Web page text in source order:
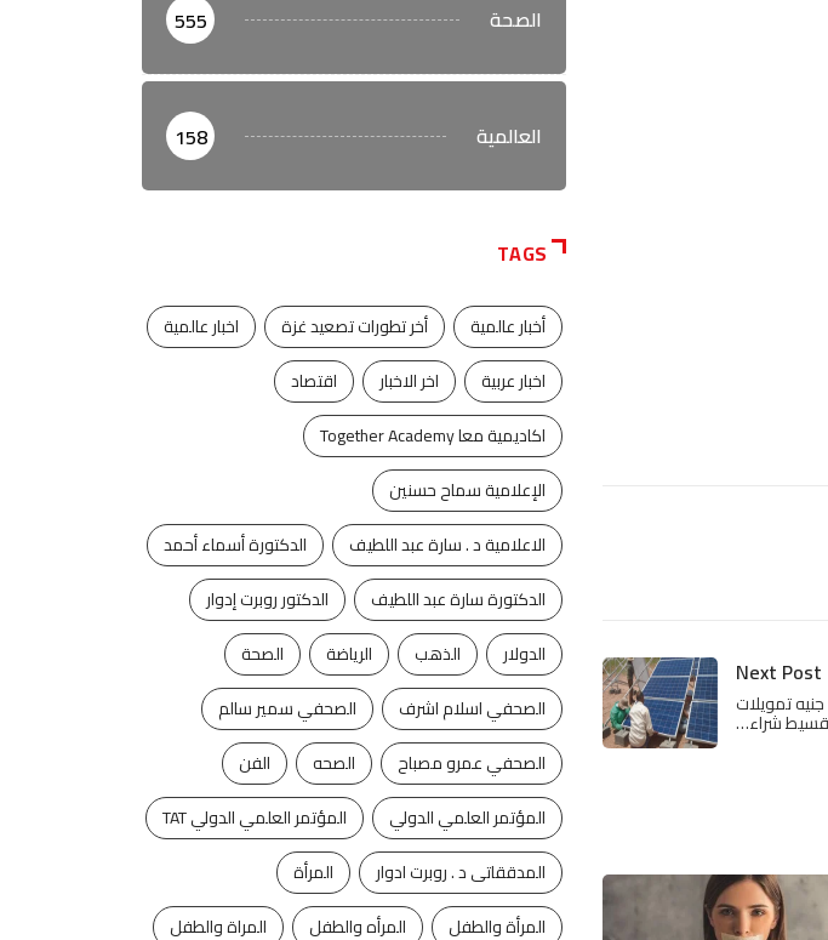
Next Post
ملايين جنيه تمويلات
شراء…
الصحة 555
العالمية 158
TAGS
أخبار عالمية أخر تطورات تصعيد غزة
اخبار عالمية
اخبار عربية
اخر الاخبار
اقتصاد
اكاديمية معا Together Academy
الإعلامية سماح حسنين
الاعلامية د . سارة عبد اللطيف
الدكتورة أسماء أحمد
الدكتورة سارة عبد اللطيف
الدكتور روبرت إدوار
الدولار
الذهب الرياضة
الصحة
الصحفي اسلام اشرف
الصحفي سمير سالم
الصحفي عمرو مصباح
الصحه
الفن
المؤتمر العلمي الدولي
المؤتمر العلمي الدولي TAT
المدققاتى د . روبرت ادوار
المرأة
المرأة والطفل
المرأه والطفل
المراة والطفل